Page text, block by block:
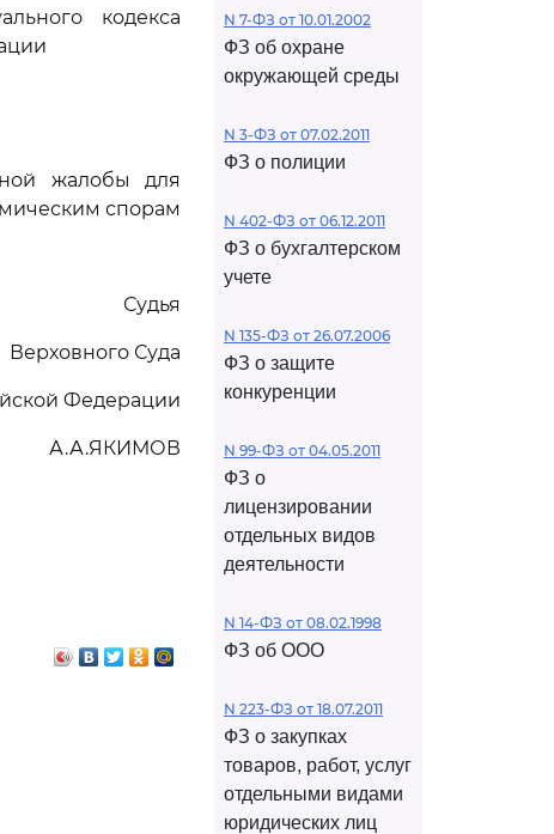
кодекса
жалобы для
спорам
Судья
Верховного Суда
Федерации
А.А.ЯКИМОВ
N 7-ФЗ от 10.01.2002
ФЗ об охране
окружающей среды
N 3-ФЗ от 07.02.2011
ФЗ о полиции
N 402-ФЗ от 06.12.2011
ФЗ о бухгалтерском
учете
N 135-ФЗ от 26.07.2006
ФЗ о защите
конкуренции
N 99-ФЗ от 04.05.2011
ФЗ о
лицензировании
отдельных видов
деятельности
N 14-ФЗ от 08.02.1998
ФЗ об ООО
N 223-ФЗ от 18.07.2011
ФЗ о закупках
товаров, работ, услуг
отдельными видами
юридических лиц